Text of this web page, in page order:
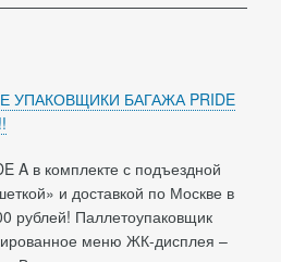
УПАКОВЩИКИ БАГАЖА PRIDE
A в комплекте с подъездной
и доставкой по Москве в
рублей! Паллетоупаковщик
меню ЖК-дисплея –